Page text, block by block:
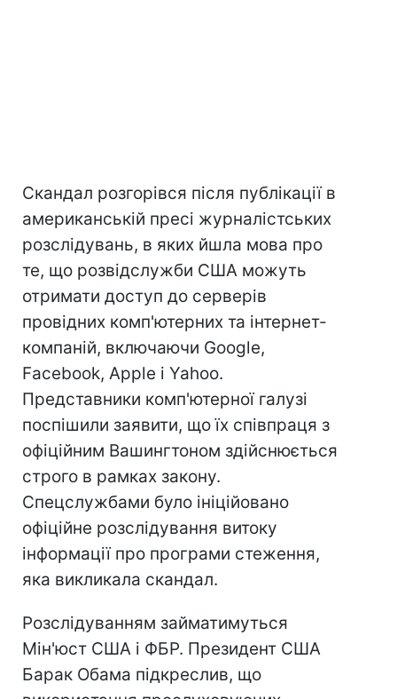
Скандал розгорівся після публікації в
американській пресі журналістських
розслідувань, в яких йшла мова про
те, що розвідслужби США можуть
отримати доступ до серверів
провідних комп'ютерних та інтернет-
компаній, включаючи Google,
Facebook, Apple і Yahoo.
Представники комп'ютерної галузі
поспішили заявити, що їх співпраця з
офіційним Вашингтоном здійснюється
строго в рамках закону.
Спецслужбами було ініційовано
офіційне розслідування витоку
інформації про програми стеження,
яка викликала скандал.
Розслідуванням займатимуться
Мін'юст США і ФБР. Президент США
Барак Обама підкреслив, що